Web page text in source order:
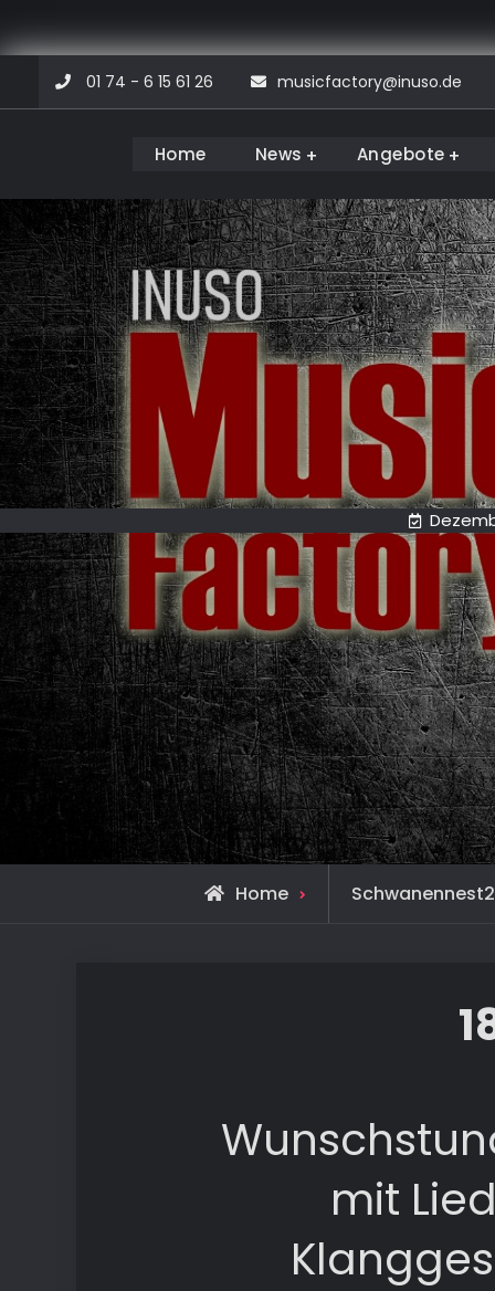
content
01 74 - 6 15 61 26 musicfactory@inuso.de
Musicfactory
Home News Angebote
Home
mit